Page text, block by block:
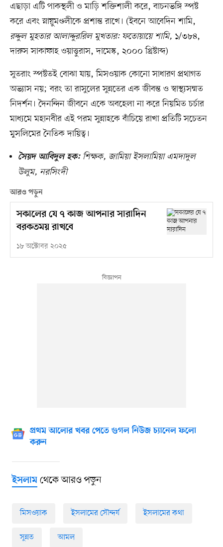
এছাড়া এটি পাকস্থলী ও মাড়ি শক্তিশালী করে, বাচনভঙ্গি স্পষ্ট
করে এবং স্নায়ুমণ্ডলীকে প্রশান্ত রাখে। (ইবনে আবেদিন শামি,
রদ্দুল মুহতার আলাদ্দুররিল মুখতার: ফতোয়ায়ে শামি, ১/৩৮৪,
দারুস সাকাফাহ ওয়াত্তুরাস, দামেস্ক, ২০০০ খ্রিষ্টাব্দ)
সুতরাং স্পষ্টতই বোঝা যায়, মিসওয়াক কোনো সাধারণ প্রথাগত
অভ্যাস নয়; বরং তা রাসুলের সুন্নতের এক জীবন্ত ও স্বাস্থ্যসম্মত
নিদর্শন। দৈনন্দিন জীবনে একে অবহেলা না করে নিয়মিত চর্চার
মাধ্যমে মহানবীর এই পরম সুন্নাহকে বাঁচিয়ে রাখা প্রতিটি সচেতন
মুসলিমের নৈতিক দায়িত্ব।
সৈয়দ আবিদুল হক:শিক্ষক, জামিয়া ইসলামিয়া এমদাদুল
উলুম, নরসিংদী
আরও পড়ুন
সকালের যে ৭ কাজ আপনার সারাদিন
বরকতময় রাখবে
১৮ অক্টোবর ২০২৫
প্রথম আলোর খবর পেতে গুগল নিউজ চ্যানেল ফলো
করুন
ইসলামথেকে আরও পড়ুন
মিসওয়াক ইসলামের সৌন্দর্য ইসলামের কথা
সুন্নত আমল